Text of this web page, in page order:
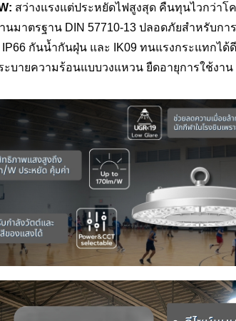
สว่างแรงแต่ประหยัดไฟสูงสุด คืนทุนไวกว่าโ
นมาตรฐาน DIN 57710-13 ปลอดภัยสำหรับก
กันน้ำกันฝุ่น และ IK09 ทนแรงกระแทกได้ดี
ะบายความร้อนแบบวงแหวน ยืดอายุการใช้งาน